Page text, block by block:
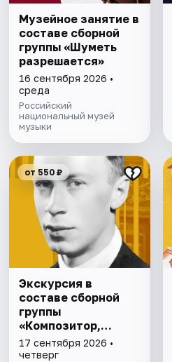
Музейное занятие в
составе сборной
группы «Шуметь
разрешается»
16 сентября 2026 •
среда
Российский
национальный музей
музыки
от 550 ₽
Экскурсия в
составе сборной
группы
«Композитор,
опередивший
время»
17 сентября 2026 •
четверг